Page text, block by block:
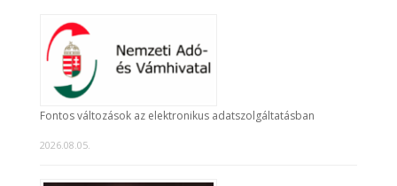
Fontos változások az elektronikus adatszolgáltatásban
2026.08.05.